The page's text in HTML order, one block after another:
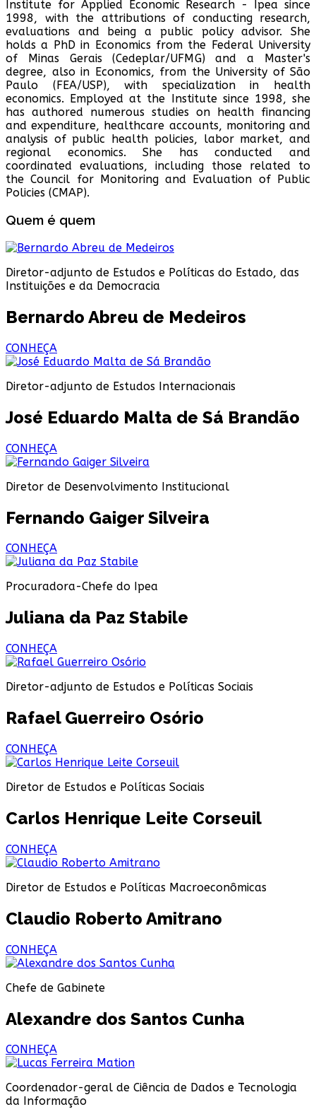
Institute for Applied Economic Research - Ipea since
1998, with the attributions of conducting research,
evaluations and being a public policy advisor. She
holds a PhD in Economics from the Federal University
of Minas Gerais (Cedeplar/UFMG) and a Master's
degree, also in Economics, from the University of São
Paulo (FEA/USP), with specialization in health
economics. Employed at the Institute since 1998, she
has authored numerous studies on health financing
and expenditure, healthcare accounts, monitoring and
analysis of public health policies, labor market, and
regional economics. She has conducted and
coordinated evaluations, including those related to
the Council for Monitoring and Evaluation of Public
Policies (CMAP).
Quem é quem
Diretor-adjunto de Estudos e Políticas do Estado, das
Instituições e da Democracia
Bernardo Abreu de Medeiros
CONHEÇA
Diretor-adjunto de Estudos Internacionais
José Eduardo Malta de Sá Brandão
CONHEÇA
Diretor de Desenvolvimento Institucional
Fernando Gaiger Silveira
CONHEÇA
Procuradora-Chefe do Ipea
Juliana da Paz Stabile
CONHEÇA
Diretor-adjunto de Estudos e Políticas Sociais
Rafael Guerreiro Osório
CONHEÇA
Diretor de Estudos e Políticas Sociais
Carlos Henrique Leite Corseuil
CONHEÇA
Diretor de Estudos e Políticas Macroeconômicas
Claudio Roberto Amitrano
CONHEÇA
Chefe de Gabinete
Alexandre dos Santos Cunha
CONHEÇA
Coordenador-geral de Ciência de Dados e Tecnologia
da Informação